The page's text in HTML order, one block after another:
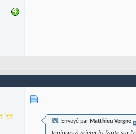
Envoyé par Matthieu Vergne